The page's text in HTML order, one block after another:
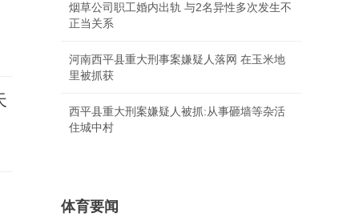
烟草公司职工婚内出轨 与2名异性多次发生不
正当关系
河南西平县重大刑事案嫌疑人落网 在玉米地
里被抓获
西平县重大刑案嫌疑人被抓:从事砸墙等杂活
住城中村
体育要闻